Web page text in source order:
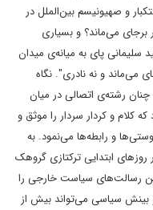
و صهیونیسم بین‌الملل در
برجای می‌ماند؟ و بسیاری
سلیمانی پای به میانه‌ی میدان
می‌ماند و نه نادری". نگاه
رشته‌ی اتصالی در میان
کلام و کردار سردار را موثق و
و رابطه‌ها می‌نمود. به
ابتدایی ترکتازی گروهک
رسالت‌های سیاست خارجی را
بینش سیاسی می‌تواند بیش از